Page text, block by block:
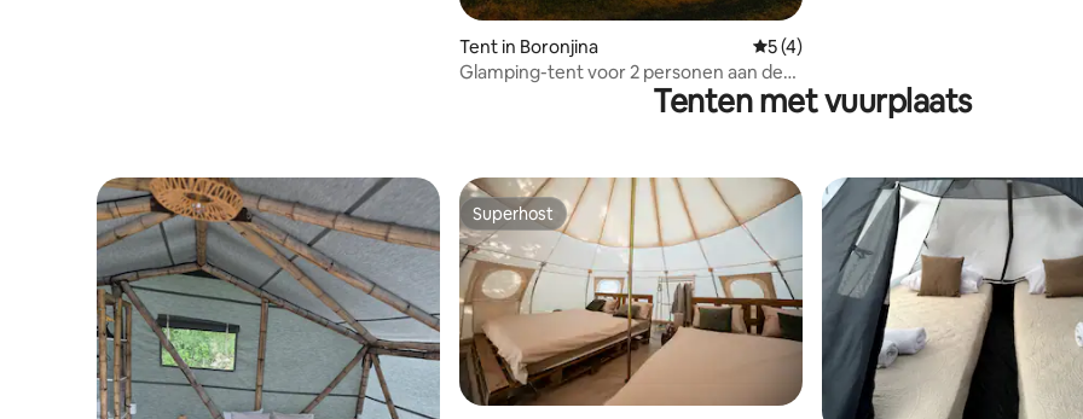
Tent in Boronjina Gemiddelde beoordeling van 5 op 5, 4
5 (4)
Glamping-tent voor 2 personen aan de
Tenten met vuurplaats
Superhost
Superhost